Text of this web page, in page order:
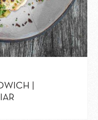
|